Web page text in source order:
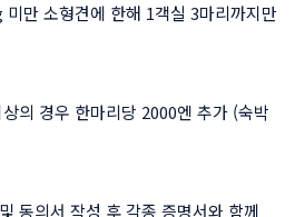
만 소형견에 한해 1객실 3마리까지만
의 경우 한마리당 2000엔 추가 (숙박
동의서 작성 후 각종 증명서와 함께